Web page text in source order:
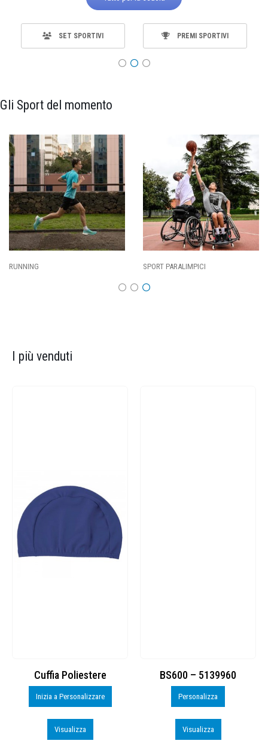
SET SPORTIVI PREMI SPORTIVI
Gli Sport del momento
I più venduti
Cuffia Poliestere
Inizia a Personalizzare
Visualizza
BS600 – 5139960
Personalizza
Visualizza